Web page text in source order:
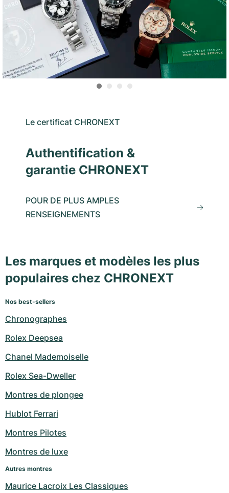
Le certificat CHRONEXT
Authentification &
garantie CHRONEXT
POUR DE PLUS AMPLES
RENSEIGNEMENTS
Les marques et modèles les plus
populaires chez CHRONEXT
Nos best-sellers
Chronographes
Rolex Deepsea
Chanel Mademoiselle
Rolex Sea-Dweller
Montres de plongee
Hublot Ferrari
Montres Pilotes
Montres de luxe
Autres montres
Maurice Lacroix Les Classiques